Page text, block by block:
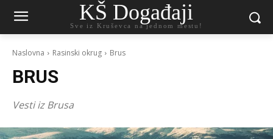
KŠ Događaji
Sve iz Kruševca na jednom mestu!
Naslovna Rasinski okrug Brus
BRUS
Vesti iz Brusa